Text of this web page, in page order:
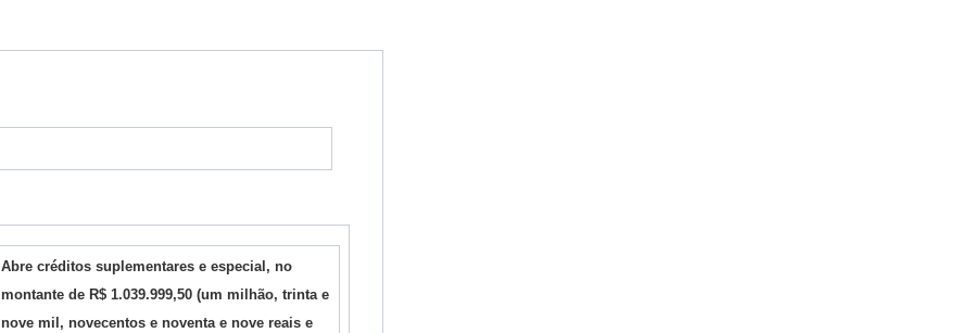
Abre créditos suplementares e especial, no
montante de R$ 1.039.999,50 (um milhão, trinta e
nove mil, novecentos e noventa e nove reais e